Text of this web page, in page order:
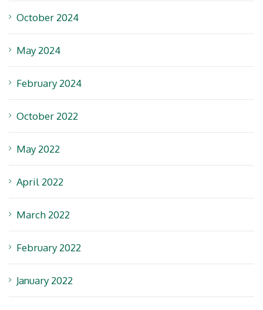
October 2024
May 2024
February 2024
October 2022
May 2022
April 2022
March 2022
February 2022
January 2022